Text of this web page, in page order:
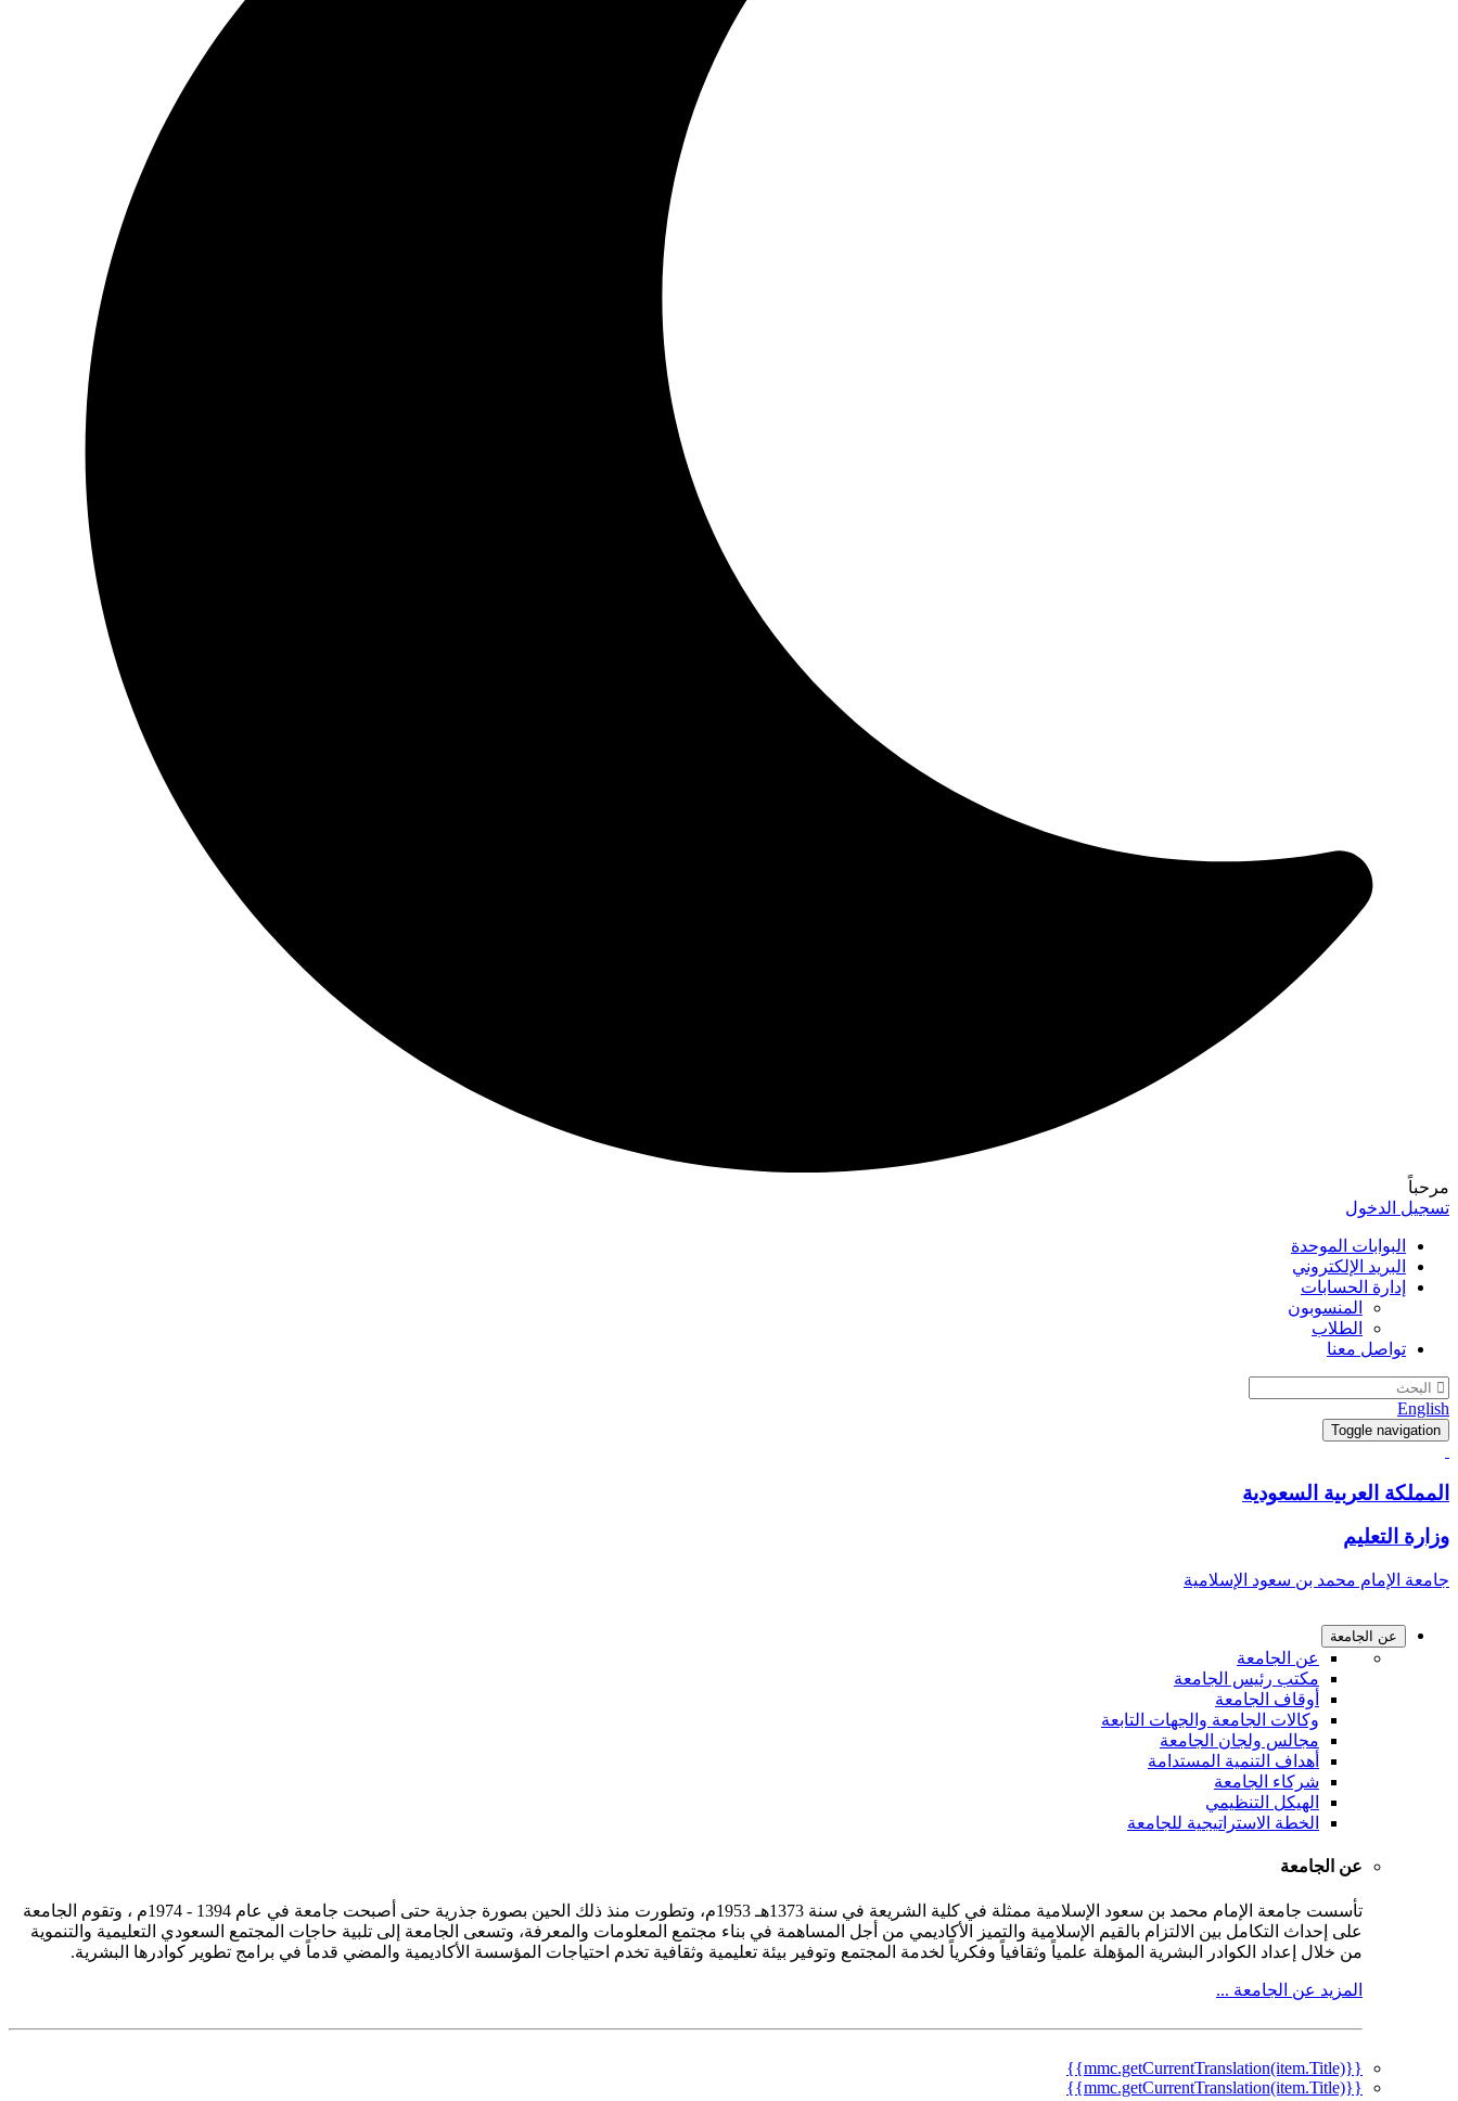
مرحباً
تسجيل الدخول
البوابات الموحدة
البريد الإلكتروني
إدارة الحسابات
المنسوبون
الطلاب
تواصل معنا
English
Toggle navigation
المملكة العربية السعودية
وزارة التعليم
جامعة الإمام محمد بن سعود الإسلامية
عن الجامعة
عن الجامعة
مكتب رئيس الجامعة
أوقاف الجامعة
وكالات الجامعة والجهات التابعة
مجالس ولجان الجامعة
أهداف التنمية المستدامة
شركاء الجامعة
الهيكل التنظيمي
الخطة الاستراتيجية للجامعة
عن الجامعة
تأسست جامعة الإمام محمد بن سعود الإسلامية ممثلة في كلية الشريعة في سنة 1373هـ 1953م، وتطورت منذ ذلك الحين بصورة جذرية حتى أصبحت جامعة في عام 1394 - 1974م ، وتقوم الجامعة
على إحداث التكامل بين الالتزام بالقيم الإسلامية والتميز الأكاديمي من أجل المساهمة في بناء مجتمع المعلومات والمعرفة، وتسعى الجامعة إلى تلبية حاجات المجتمع السعودي التعليمية والتنموية
من خلال إعداد الكوادر البشرية المؤهلة علمياً وثقافياً وفكرياً لخدمة المجتمع وتوفير بيئة تعليمية وثقافية تخدم احتياجات المؤسسة الأكاديمية والمضي قدماً في برامج تطوير كوادرها البشرية.
المزيد عن الجامعة ...
{{mmc.getCurrentTranslation(item.Title)}}
{{mmc.getCurrentTranslation(item.Title)}}